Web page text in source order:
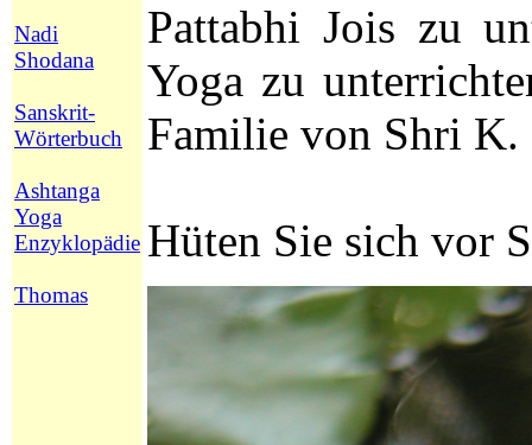
Nadi
Shodana
Sanskrit-
Wörterbuch
Ashtanga
Yoga
Enzyklopädie
Thomas
Pattabhi Jois zu
Yoga zu
Familie von Shri K.
Hüten Sie sich vor